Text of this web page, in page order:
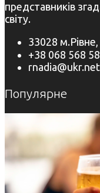
представників
світу.
33028
+38 068 568
rnadia@ukr.net
Популярне